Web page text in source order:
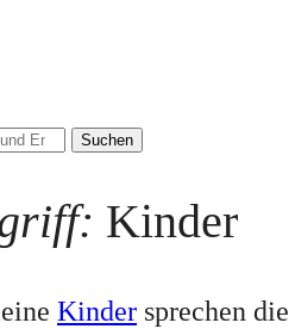
Kinder
Kinder sprechen die